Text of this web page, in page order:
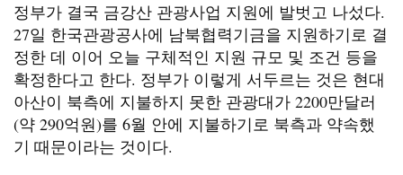
정부가 결국 금강산 관광사업 지원에 발벗고 나섰다.
27일 한국관광공사에 남북협력기금을 지원하기로 결
정한 데 이어 오늘 구체적인 지원 규모 및 조건 등을
확정한다고 한다. 정부가 이렇게 서두르는 것은 현대
아산이 북측에 지불하지 못한 관광대가 2200만달러
(약 290억원)를 6월 안에 지불하기로 북측과 약속했
기 때문이라는 것이다.